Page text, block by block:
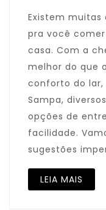
Existem muitas
pra você
casa. Com a
melhor do que
conforto do
Sampa,
opções de
facilidade.
sugestões
LEIA MAIS